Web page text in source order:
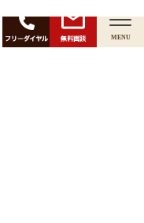
無料面談 MENU